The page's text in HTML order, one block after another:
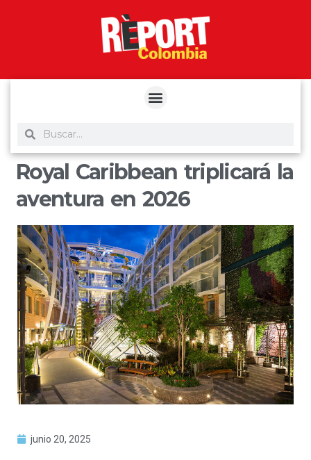
Royal Caribbean triplicará la
aventura en 2026
junio 20, 2025